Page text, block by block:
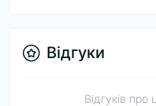
Відгуки
Відгуків